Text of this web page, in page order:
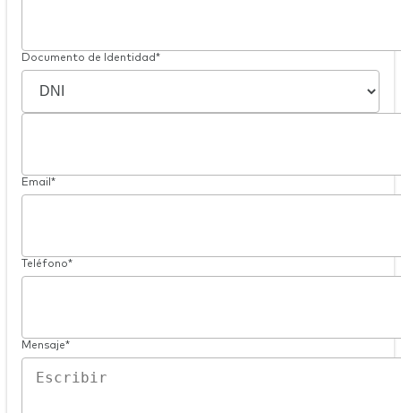
Documento de Identidad*
Email*
Teléfono*
Mensaje*